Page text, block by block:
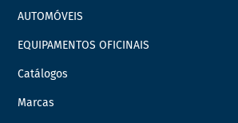
AUTOMÓVEIS
EQUIPAMENTOS OFICINAIS
Catálogos
Marcas